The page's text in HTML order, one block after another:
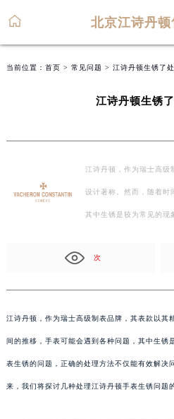
北京江诗丹
当前位置： 首页 > 常见问题 > 江诗丹顿生锈了
江诗丹顿生锈
江诗丹顿，作为瑞士高级
设计著称。然而，随着时
其中生锈是较为常见的现
次
江诗丹顿，作为瑞士高级制表品牌，其表款以其
间的推移，手表可能会遇到各种问题，其中生锈
表生锈的问题，正确的处理方法不仅能有效解决
来，我们将探讨几种处理江诗丹顿手表生锈问题